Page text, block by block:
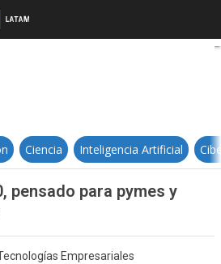
Dell Latitude 5410, pensado
Ciencia Inteligencia Artificial
pensado para pymes y
Empresariales